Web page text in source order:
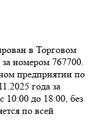
в Торговом
номером 767700.
предприятии по
года за
до 18:00, без
по всей